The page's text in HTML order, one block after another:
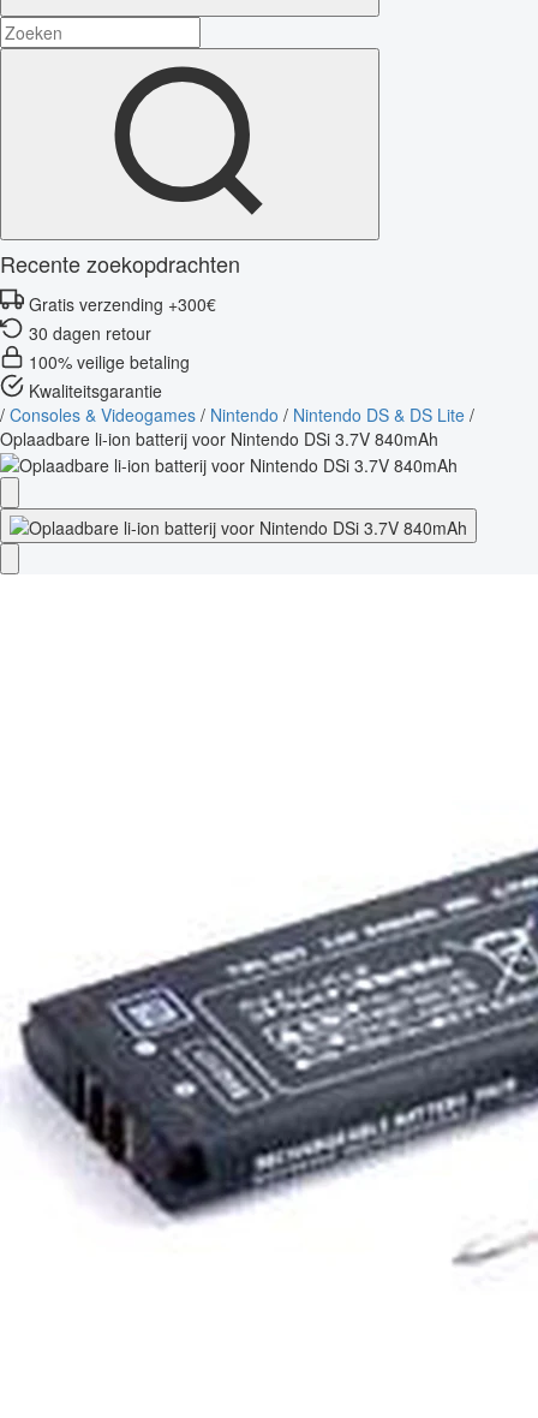
Recente zoekopdrachten
Gratis verzending +300€
30 dagen retour
100% veilige betaling
Kwaliteitsgarantie
/ Consoles & Videogames / Nintendo / Nintendo DS & DS Lite /
Oplaadbare li-ion batterij voor Nintendo DSi 3.7V 840mAh